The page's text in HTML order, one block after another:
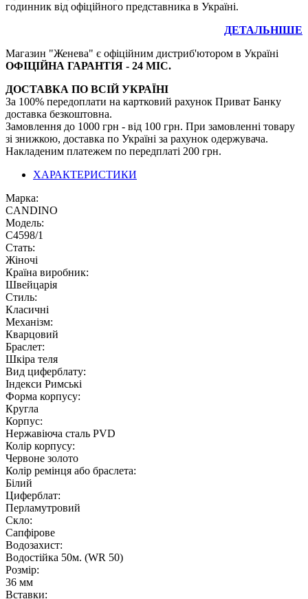
годинник від офіційного представника в Україні.
ДЕТАЛЬНІШЕ
Магазин "Женева" є офіційним дистриб'ютором в Україні
ОФІЦІЙНА ГАРАНТІЯ - 24 МІС.
ДОСТАВКА ПО ВСІЙ УКРАЇНІ
За 100% передоплати на картковий рахунок Приват Банку
доставка безкоштовна.
Замовлення до 1000 грн - від 100 грн. При замовленні товару
зі знижкою, доставка по Україні за рахунок одержувача.
Накладеним платежем по передплаті 200 грн.
ХАРАКТЕРИСТИКИ
Марка:
CANDINO
Модель:
С4598/1
Стать:
Жіночі
Країна виробник:
Швейцарія
Стиль:
Класичні
Механізм:
Кварцовий
Браслет:
Шкіра теля
Вид циферблату:
Індекси Римські
Форма корпусу:
Кругла
Корпус:
Нержавіюча сталь PVD
Колір корпусу:
Червоне золото
Колір ремінця або браслета:
Білий
Циферблат:
Перламутровий
Скло:
Сапфірове
Водозахист:
Водостійка 50м. (WR 50)
Розмір:
36 мм
Вставки: